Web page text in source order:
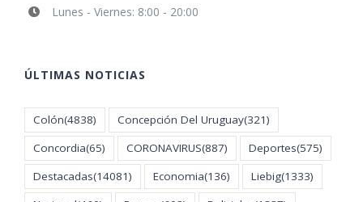
Lunes - Viernes: 8:00 - 20:00
ÚLTIMAS NOTICIAS
Colón(4838) Concepción Del Uruguay(321)
Concordia(65) CORONAVIRUS(887) Deportes(575)
Destacadas(14081) Economia(136) Liebig(1333)